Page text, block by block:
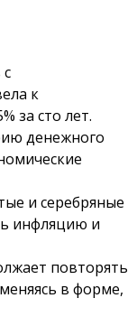
к
за сто лет.
денежного
и серебряные
инфляцию и
повторять
в форме,